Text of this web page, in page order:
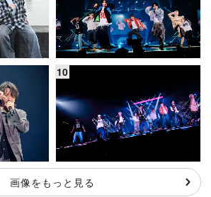
画像をもっと見る